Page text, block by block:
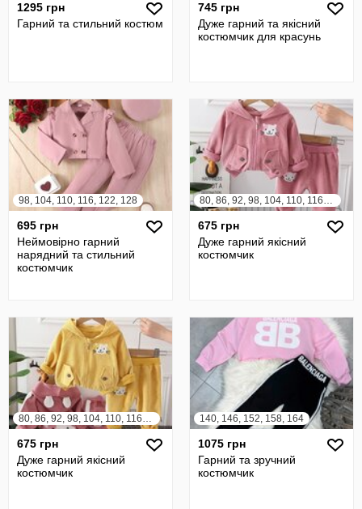
1295 грн
Гарний та стильний костюм
745 грн
Дуже гарний та якісний
костюмчик для красунь
98, 104, 110, 116, 122, 128
695 грн
Неймовірно гарний
нарядний та стильний
костюмчик
80, 86, 92, 98, 104, 110, 116, 122
675 грн
Дуже гарний якісний
костюмчик
80, 86, 92, 98, 104, 110, 116, 122
675 грн
Дуже гарний якісний
костюмчик
140, 146, 152, 158, 164
1075 грн
Гарний та зручний
костюмчик